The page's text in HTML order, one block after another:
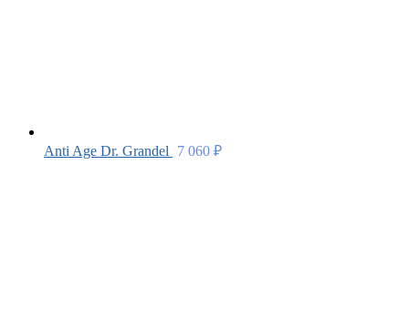
Anti Age Dr. Grandel 7 060 ₽